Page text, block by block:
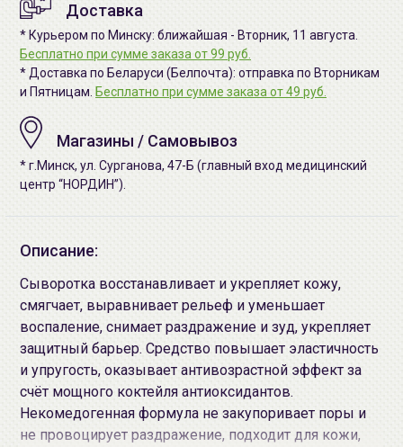
Доставка
* Курьером по Минску: ближайшая - Вторник, 11 августа.
Бесплатно при сумме заказа от 99 руб.
* Доставка по Беларуси (Белпочта): отправка по Вторникам
и Пятницам. Бесплатно при сумме заказа от 49 руб.
Магазины / Самовывоз
* г.Минск, ул. Сурганова, 47-Б (главный вход медицинский
центр “НОРДИН”).
Описание:
Сыворотка восстанавливает и укрепляет кожу,
смягчает, выравнивает рельеф и уменьшает
воспаление, снимает раздражение и зуд, укрепляет
защитный барьер. Средство повышает эластичность
и упругость, оказывает антивозрастной эффект за
счёт мощного коктейля антиоксидантов.
Некомедогенная формула не закупоривает поры и
не провоцирует раздражение, подходит для кожи,